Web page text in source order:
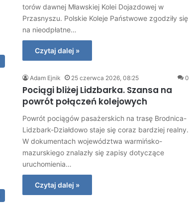
torów dawnej Mławskiej Kolei Dojazdowej w
Przasnyszu. Polskie Koleje Państwowe zgodziły się
na nieodpłatne…
Czytaj dalej »
Adam Ejnik 25 czerwca 2026, 08:25 0
Pociągi bliżej Lidzbarka. Szansa na
powrót połączeń kolejowych
Powrót pociągów pasażerskich na trasę Brodnica-
Lidzbark-Działdowo staje się coraz bardziej realny.
W dokumentach województwa warmińsko-
mazurskiego znalazły się zapisy dotyczące
uruchomienia…
Czytaj dalej »